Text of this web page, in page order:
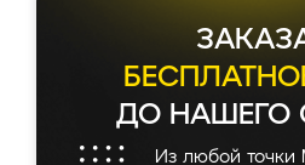
ДО НАШЕГО
Из любой точки